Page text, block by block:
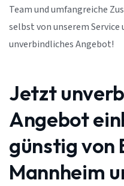
Team und umfangreiche
selbst von unserem
unverbindliches Angebot!
Jetzt
Angebot
günstig von
Mannheim